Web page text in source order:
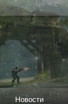
Новости